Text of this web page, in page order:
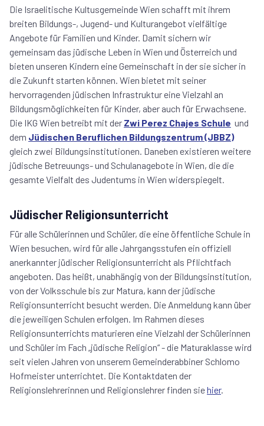
Die Israelitische Kultusgemeinde Wien schafft mit ihrem
breiten Bildungs-, Jugend- und Kulturangebot vielfältige
Angebote für Familien und Kinder. Damit sichern wir
gemeinsam das jüdische Leben in Wien und Österreich und
bieten unseren Kindern eine Gemeinschaft in der sie sicher in
die Zukunft starten können. Wien bietet mit seiner
hervorragenden jüdischen Infrastruktur eine Vielzahl an
Bildungsmöglichkeiten für Kinder, aber auch für Erwachsene.
Die IKG Wien betreibt mit der Zwi Perez Chajes Schule und
dem Jüdischen Beruflichen Bildungszentrum (JBBZ)
gleich zwei Bildungsinstitutionen. Daneben existieren weitere
jüdische Betreuungs- und Schulanagebote in Wien, die die
gesamte Vielfalt des Judentums in Wien widerspiegelt.
Jüdischer Religionsunterricht
Für alle Schülerinnen und Schüler, die eine öffentliche Schule in
Wien besuchen, wird für alle Jahrgangsstufen ein offiziell
anerkannter jüdischer Religionsunterricht als Pflichtfach
angeboten. Das heißt, unabhängig von der Bildungsinstitution,
von der Volksschule bis zur Matura, kann der jüdische
Religionsunterricht besucht werden. Die Anmeldung kann über
die jeweiligen Schulen erfolgen. Im Rahmen dieses
Religionsunterrichts maturieren eine Vielzahl der Schülerinnen
und Schüler im Fach „jüdische Religion“ - die Maturaklasse wird
seit vielen Jahren von unserem Gemeinderabbiner Schlomo
Hofmeister unterrichtet. Die Kontaktdaten der
Religionslehrerinnen und Religionslehrer finden siehier.